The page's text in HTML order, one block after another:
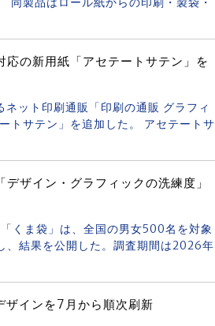
の新用紙「アセテートサテン」を
ット印刷通販「印刷の通販 グラフィ
トサテン」を追加した。 アセテートサ
ザイン・グラフィックの洗練度」
くま袋」は、全国の男女500名を対象
、結果を公開した。調査期間は2026年
インを7月から順次刷新